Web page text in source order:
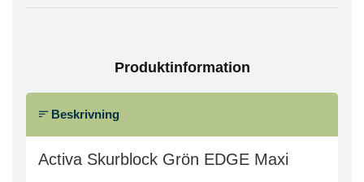
Produktinformation
Beskrivning
Activa Skurblock Grön EDGE Maxi